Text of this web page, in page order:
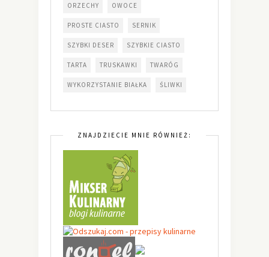
ORZECHY OWOCE
PROSTE CIASTO SERNIK
SZYBKI DESER SZYBKIE CIASTO
TARTA TRUSKAWKI TWARÓG
WYKORZYSTANIE BIAŁKA ŚLIWKI
ZNAJDZIECIE MNIE RÓWNIEŻ: